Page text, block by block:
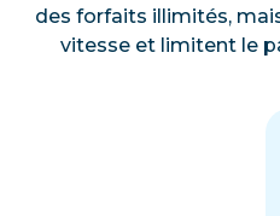
des forfaits illimités,
vitesse et limitent le